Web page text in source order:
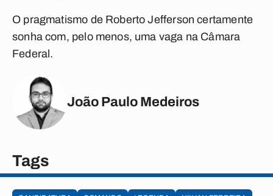
O pragmatismo de Roberto Jefferson certamente
sonha com, pelo menos, uma vaga na Câmara
Federal.
João Paulo Medeiros
Tags